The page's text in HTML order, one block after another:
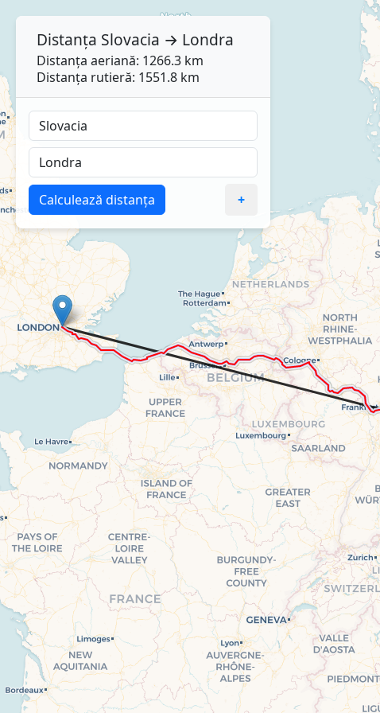
Distanța Slovacia → Londra
Distanța aeriană: 1266.3 km
Distanța rutieră: 1551.8 km
Calculează distanța +